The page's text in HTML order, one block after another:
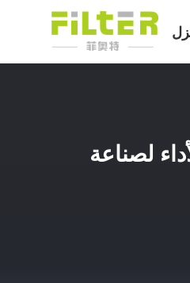
لصناعة